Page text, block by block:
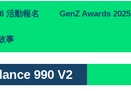
活動報名 GenZ Awards 2025
事
990 V2